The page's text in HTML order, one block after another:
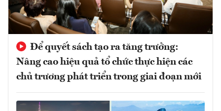
Để quyết sách tạo ra tăng trưởng:
Nâng cao hiệu quả tổ chức thực hiện các
chủ trương phát triển trong giai đoạn mới